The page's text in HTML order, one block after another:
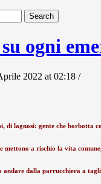
ogni
2022 at 02:18 /
lagnosi: gente che borbotta
mettono a rischio la vita
andare dalla parrucchiera a